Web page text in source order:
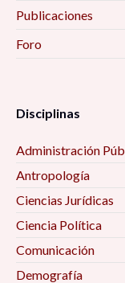
Publicaciones
Foro
Disciplinas
Administración
Antropología
Ciencias Jurídicas
Ciencia Política
Comunicación
Demografía